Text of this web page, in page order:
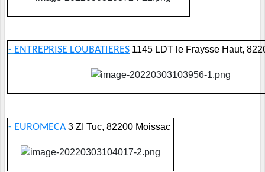
- ENTREPRISE LOUBATIERES 1145 LDT le Fraysse Haut,
- EUROMECA 3 ZI Tuc, 82200 Moissac